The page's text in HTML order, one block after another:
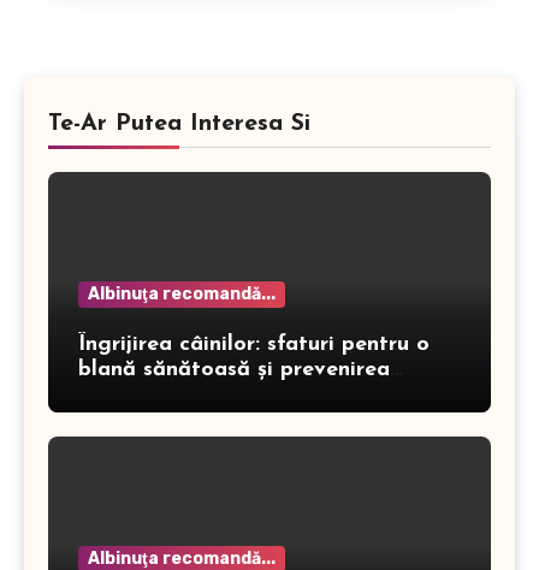
Te-Ar Putea Interesa Si
Albinuţa recomandă...
Îngrijirea câinilor: sfaturi pentru o
blană sănătoasă și prevenirea
Albinuţa recomandă...